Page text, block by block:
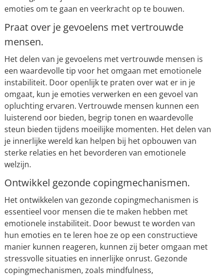
emoties om te gaan en veerkracht op te bouwen.
Praat over je gevoelens met vertrouwde
mensen.
Het delen van je gevoelens met vertrouwde mensen is
een waardevolle tip voor het omgaan met emotionele
instabiliteit. Door openlijk te praten over wat er in je
omgaat, kun je emoties verwerken en een gevoel van
opluchting ervaren. Vertrouwde mensen kunnen een
luisterend oor bieden, begrip tonen en waardevolle
steun bieden tijdens moeilijke momenten. Het delen van
je innerlijke wereld kan helpen bij het opbouwen van
sterke relaties en het bevorderen van emotionele
welzijn.
Ontwikkel gezonde copingmechanismen.
Het ontwikkelen van gezonde copingmechanismen is
essentieel voor mensen die te maken hebben met
emotionele instabiliteit. Door bewust te worden van
hun emoties en te leren hoe ze op een constructieve
manier kunnen reageren, kunnen zij beter omgaan met
stressvolle situaties en innerlijke onrust. Gezonde
copingmechanismen, zoals mindfulness,